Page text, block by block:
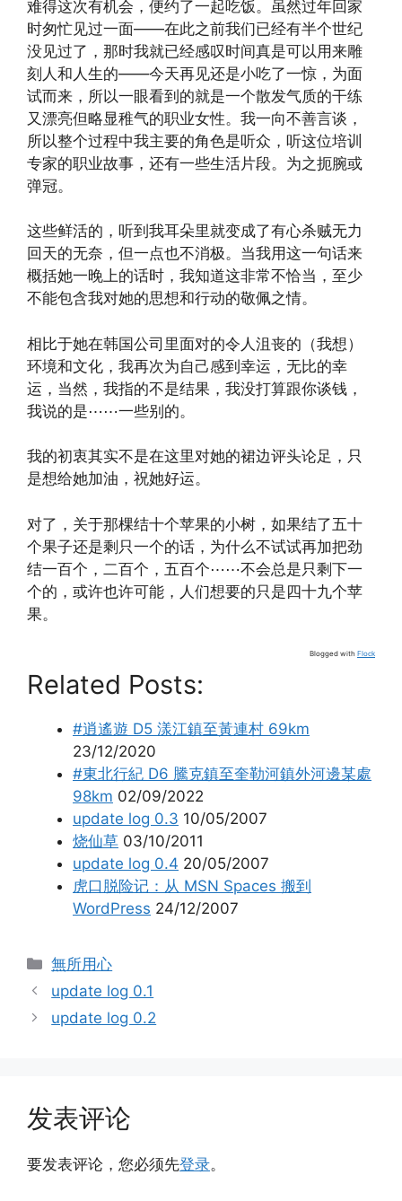
难得这次有机会，便约了一起吃饭。虽然过年回家
时匆忙见过一面——在此之前我们已经有半个世纪
没见过了，那时我就已经感叹时间真是可以用来雕
刻人和人生的——今天再见还是小吃了一惊，为面
试而来，所以一眼看到的就是一个散发气质的干练
又漂亮但略显稚气的职业女性。我一向不善言谈，
所以整个过程中我主要的角色是听众，听这位培训
专家的职业故事，还有一些生活片段。为之扼腕或
弹冠。
这些鲜活的，听到我耳朵里就变成了有心杀贼无力
回天的无奈，但一点也不消极。当我用这一句话来
概括她一晚上的话时，我知道这非常不恰当，至少
不能包含我对她的思想和行动的敬佩之情。
相比于她在韩国公司里面对的令人沮丧的（我想）
环境和文化，我再次为自己感到幸运，无比的幸
运，当然，我指的不是结果，我没打算跟你谈钱，
我说的是⋯⋯一些别的。
我的初衷其实不是在这里对她的裙边评头论足，只
是想给她加油，祝她好运。
对了，关于那棵结十个苹果的小树，如果结了五十
个果子还是剩只一个的话，为什么不试试再加把劲
结一百个，二百个，五百个⋯⋯不会总是只剩下一
个的，或许也许可能，人们想要的只是四十九个苹
果。
Blogged with Flock
Related Posts:
#逍遙遊 D5 漾江鎮至黃連村 69km
23/12/2020
#東北行紀 D6 騰克鎮至奎勒河鎮外河邊某處
98km 02/09/2022
update log 0.3 10/05/2007
烧仙草 03/10/2011
update log 0.4 20/05/2007
虎口脱险记：从 MSN Spaces 搬到
WordPress 24/12/2007
分
类
無所用心
update log 0.1
update log 0.2
发表评论
要发表评论，您必须先登录。